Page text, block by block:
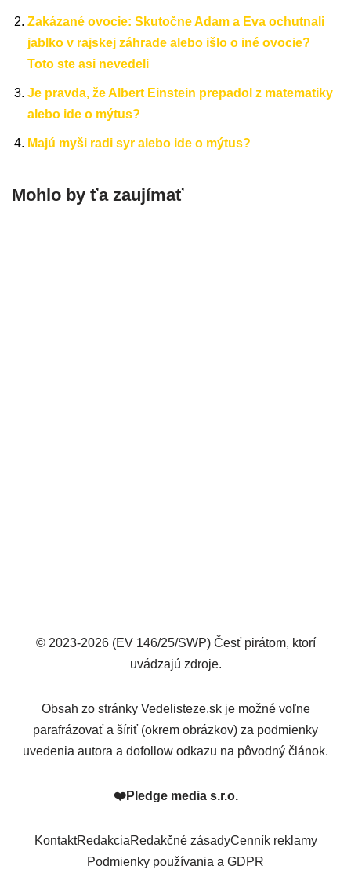
Zakázané ovocie: Skutočne Adam a Eva ochutnali
jablko v rajskej záhrade alebo išlo o iné ovocie?
Toto ste asi nevedeli
Je pravda, že Albert Einstein prepadol z matematiky
alebo ide o mýtus?
Majú myši radi syr alebo ide o mýtus?
Mohlo by ťa zaujímať
© 2023-2026 (EV 146/25/SWP) Česť pirátom, ktorí
uvádzajú zdroje.
Obsah zo stránky Vedelisteze.sk je možné voľne
parafrázovať a šíriť (okrem obrázkov) za podmienky
uvedenia autora a dofollow odkazu na pôvodný článok.
❤️Pledge media s.r.o.
KontaktRedakciaRedakčné zásadyCenník reklamy
Podmienky používania a GDPR